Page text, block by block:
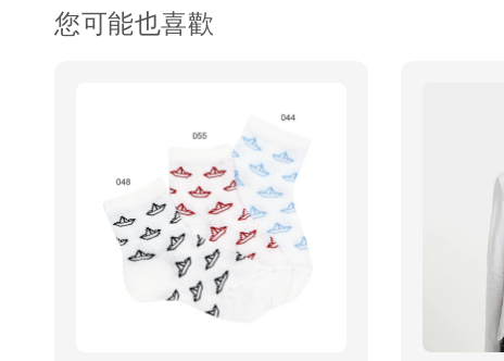
您可能也喜歡